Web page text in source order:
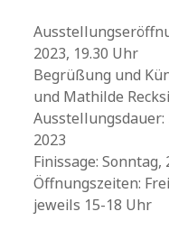
2023, 19.30 Uhr
Begrüßung und
und Mathilde
Ausstellungsdauer:
2023
Finissage: Sonntag,
Öffnungszeiten:
jeweils 15-18 Uhr